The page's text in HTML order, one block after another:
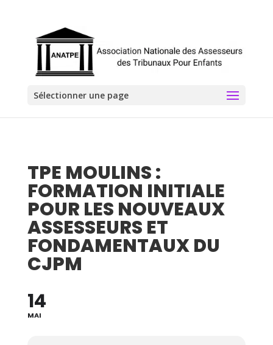
Sélectionner une page
TPE MOULINS :
FORMATION INITIALE
POUR LES NOUVEAUX
ASSESSEURS ET
FONDAMENTAUX DU
CJPM
14
MAI